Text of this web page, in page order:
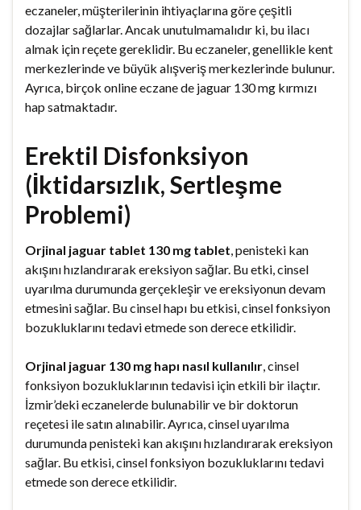
eczaneler, müşterilerinin ihtiyaçlarına göre çeşitli
dozajlar sağlarlar. Ancak unutulmamalıdır ki, bu ilacı
almak için reçete gereklidir. Bu eczaneler, genellikle kent
merkezlerinde ve büyük alışveriş merkezlerinde bulunur.
Ayrıca, birçok online eczane de jaguar 130 mg kırmızı
hap satmaktadır.
Erektil Disfonksiyon
(İktidarsızlık, Sertleşme
Problemi)
Orjinal jaguar tablet 130 mg tablet, penisteki kan
akışını hızlandırarak ereksiyon sağlar. Bu etki, cinsel
uyarılma durumunda gerçekleşir ve ereksiyonun devam
etmesini sağlar. Bu cinsel hapı bu etkisi, cinsel fonksiyon
bozukluklarını tedavi etmede son derece etkilidir.
Orjinal jaguar 130 mg hapı nasıl kullanılır, cinsel
fonksiyon bozukluklarının tedavisi için etkili bir ilaçtır.
İzmir’deki eczanelerde bulunabilir ve bir doktorun
reçetesi ile satın alınabilir. Ayrıca, cinsel uyarılma
durumunda penisteki kan akışını hızlandırarak ereksiyon
sağlar. Bu etkisi, cinsel fonksiyon bozukluklarını tedavi
etmede son derece etkilidir.